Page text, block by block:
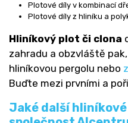
Plotové díly v kombinací
Plotové díly z hliníku a
Hliníkový plot či clona
zahradu a obzvláště
hliníkovou pergolu nebo
Buďte mezi prvními a
Jaké další